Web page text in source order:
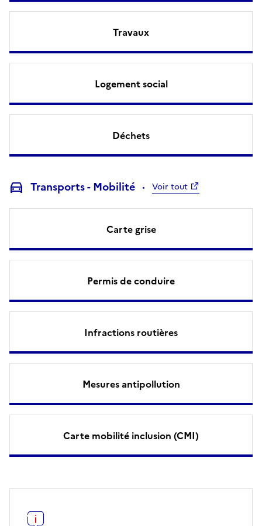
Travaux
Logement social
Déchets
Transports - Mobilité Voir tout
Carte grise
Permis de conduire
Infractions routières
Mesures antipollution
Carte mobilité inclusion (CMI)